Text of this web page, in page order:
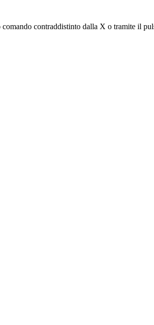
contraddistinto dalla X o tramite il